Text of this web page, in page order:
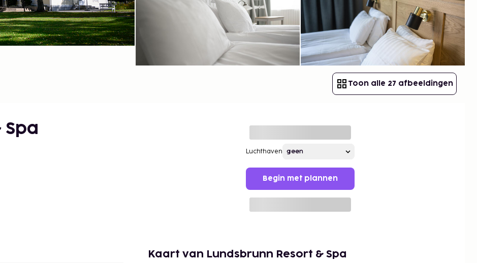
Toon alle 27 afbeeldingen
Spa
Luchthaven
Begin met plannen
Kaart van Lundsbrunn Resort & Spa